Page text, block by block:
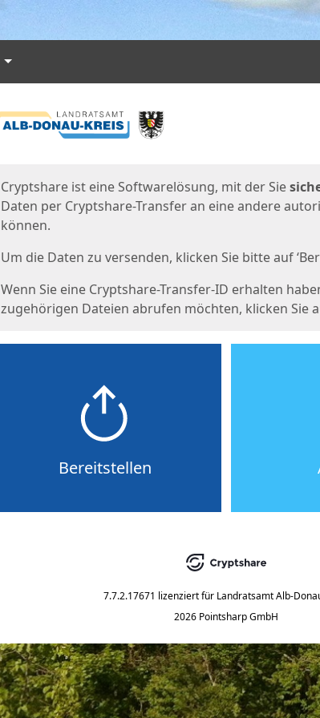
Sprachen
Cryptshare ist eine Softwarelösung, mit der Sie
Daten per Cryptshare-Transfer an eine andere
können.
Um die Daten zu versenden, klicken Sie bitte auf
Wenn Sie eine Cryptshare-Transfer-ID erhalten
zugehörigen Dateien abrufen möchten, klicken Sie
Bereitstellen
7.7.2.17671 lizenziert für Landratsamt Alb-
2026 Pointsharp GmbH